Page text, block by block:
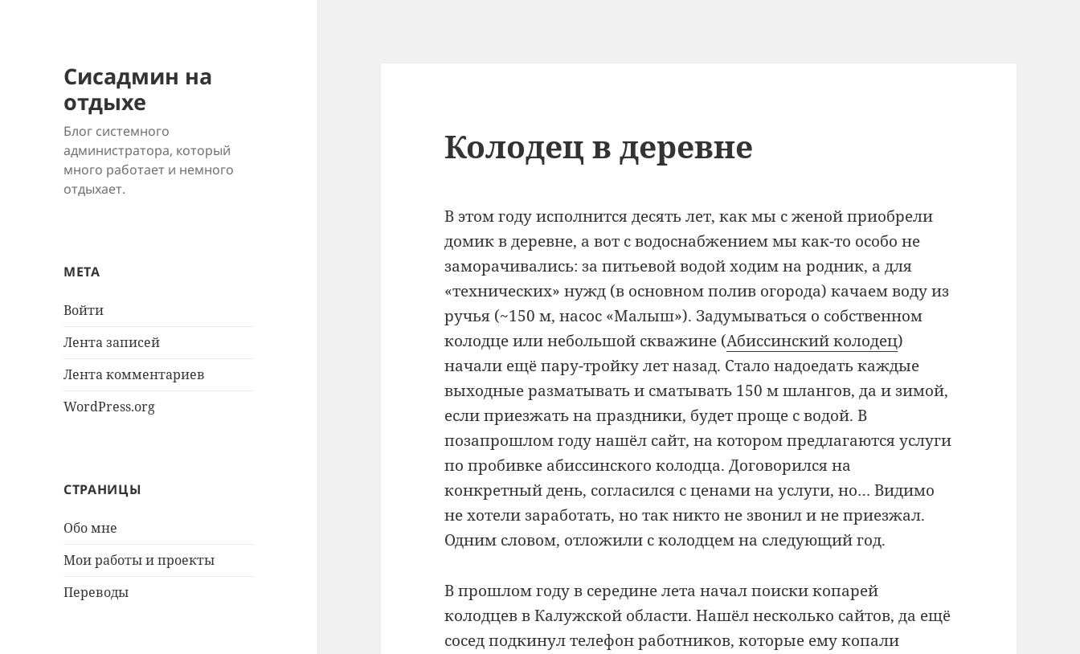
Сисадмин на
отдыхе
Блог системного
администратора, который
много работает и немного
отдыхает.
МЕТА
Войти
Лента записей
Лента комментариев
WordPress.org
СТРАНИЦЫ
Обо мне
Мои работы и проекты
Переводы
Колодец в деревне
В этом году исполнится десять лет, как мы с женой приобрели
домик в деревне, а вот с водоснабжением мы как-то особо не
заморачивались: за питьевой водой ходим на родник, а для
«технических» нужд (в основном полив огорода) качаем воду из
ручья (~150 м, насос «Малыш»). Задумываться о собственном
колодце или небольшой скважине (Абиссинский колодец)
начали ещё пару-тройку лет назад. Стало надоедать каждые
выходные разматывать и сматывать 150 м шлангов, да и зимой,
если приезжать на праздники, будет проще с водой. В
позапрошлом году нашёл сайт, на котором предлагаются услуги
по пробивке абиссинского колодца. Договорился на
конкретный день, согласился с ценами на услуги, но… Видимо
не хотели заработать, но так никто не звонил и не приезжал.
Одним словом, отложили с колодцем на следующий год.
В прошлом году в середине лета начал поиски копарей
колодцев в Калужской области. Нашёл несколько сайтов, да ещё
сосед подкинул телефон работников, которые ему копали